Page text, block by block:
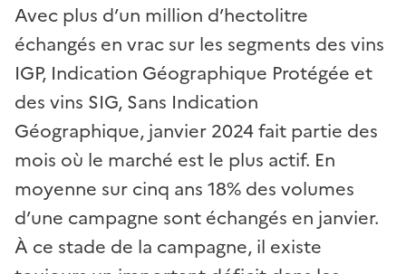
Avec plus d’un million d’hectolitre
échangés en vrac sur les segments des vins
IGP, Indication Géographique Protégée et
des vins SIG, Sans Indication
Géographique, janvier 2024 fait partie des
mois où le marché est le plus actif. En
moyenne sur cinq ans 18% des volumes
d’une campagne sont échangés en janvier.
À ce stade de la campagne, il existe